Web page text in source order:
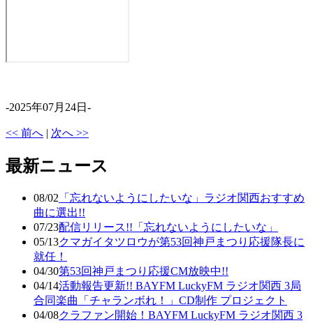
-2025年07月24日-
<< 前へ | 次へ >>
最新ニュース
08/02 「忘れないようにしたいな」ラジオ関西おすすめ
曲に選出!!
07/23配信リリース!!「忘れないようにしたいな」
05/13クマガイタツロウが第53回神戸まつり応援隊長に
就任！
04/30第53回神戸まつり応援CM放映中!!
04/14活動報告更新!! BAYFM LuckyFM ラジオ関西 3局
合同楽曲「チャランボれ！」CD制作 プロジェクト
04/08クラファン開始！BAYFM LuckyFM ラジオ関西 3